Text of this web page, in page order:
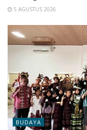
5 AGUSTUS 2026
BUDAYA